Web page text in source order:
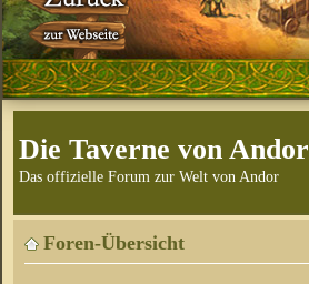
Die Taverne von Andor
Das offizielle Forum zur Welt von Andor
Foren-Übersicht